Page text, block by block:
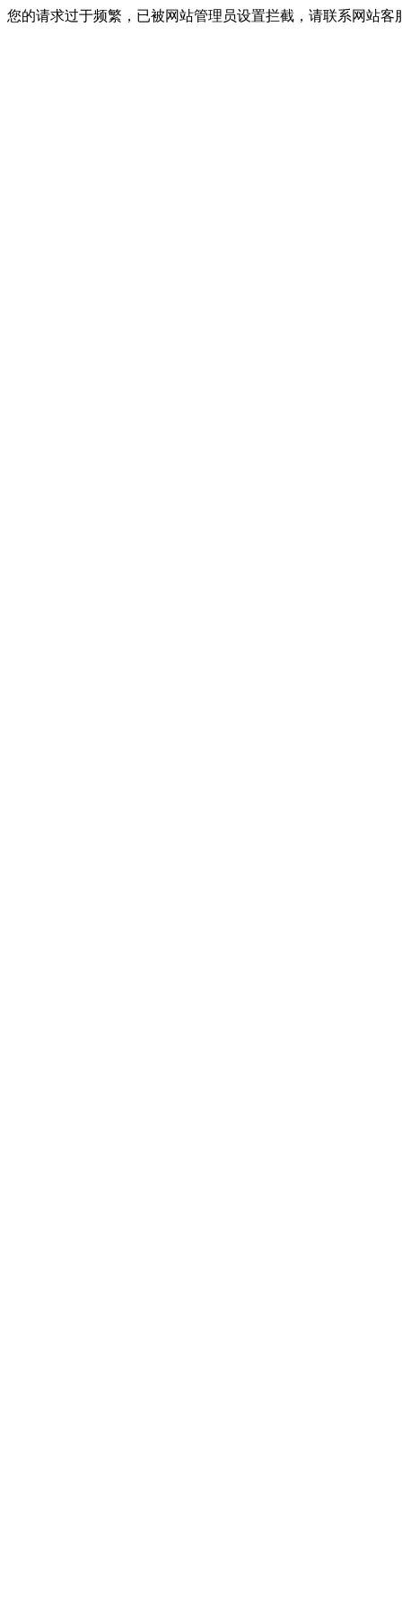
您的请求过于频繁，已被网站管理员设置拦截，请联系网站客